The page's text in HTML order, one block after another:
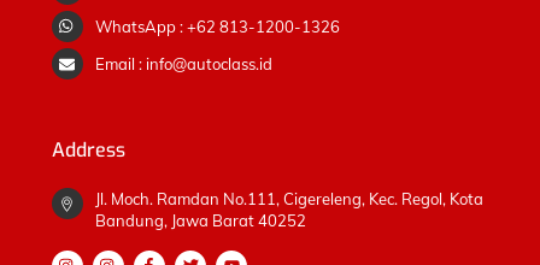
WhatsApp : +62 813-1200-1326
Email : info@autoclass.id
Address
Jl. Moch. Ramdan No.111, Cigereleng, Kec. Regol, Kota
Bandung, Jawa Barat 40252